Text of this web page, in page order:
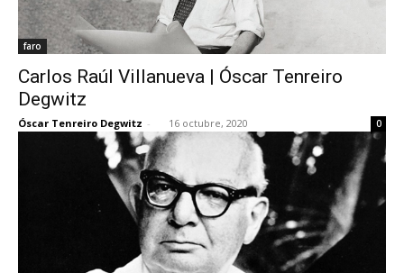
faro
Carlos Raúl Villanueva | Óscar Tenreiro
Degwitz
Óscar Tenreiro Degwitz - 16 octubre, 2020 0